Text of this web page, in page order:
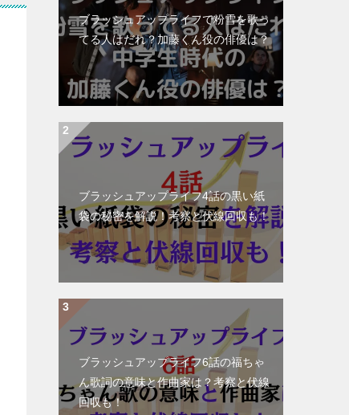
ブラッシュアップライフで粉雪を歌っ
てる人はだれ？加藤くん役の俳優は？
ブラッシュアップライフ4話の黒い紙
袋の秘密を解説！考察と伏線回収も！
ブラッシュアップライフ6話の福ちゃ
ん歌詞の意味と作曲家は？考察と伏線
回収も！